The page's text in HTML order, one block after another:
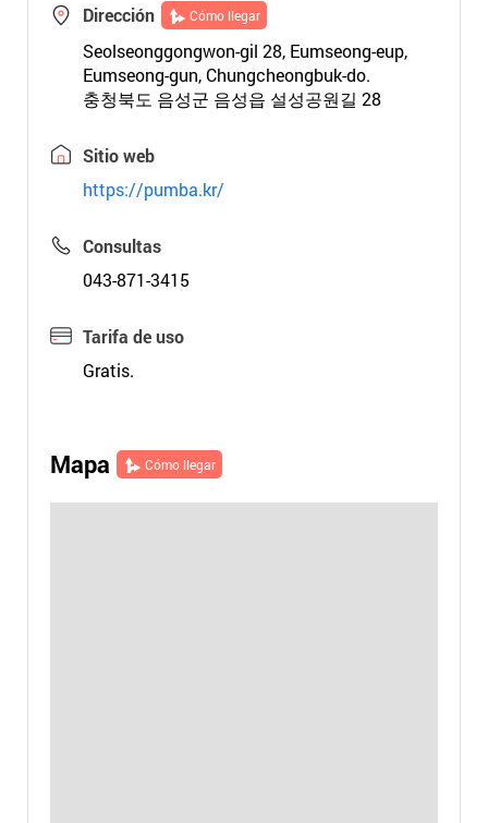
Dirección Cómo llegar
Seolseonggongwon-gil 28, Eumseong-eup,
Eumseong-gun, Chungcheongbuk-do.
충청북도 음성군 음성읍 설성공원길 28
Sitio web
https://pumba.kr/
Consultas
043-871-3415
Tarifa de uso
Gratis.
Mapa Cómo llegar